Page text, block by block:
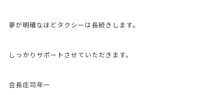
夢が明確なほどタクシーは長続きします。
しっかりサポートさせていただきます。
会長庄司年一